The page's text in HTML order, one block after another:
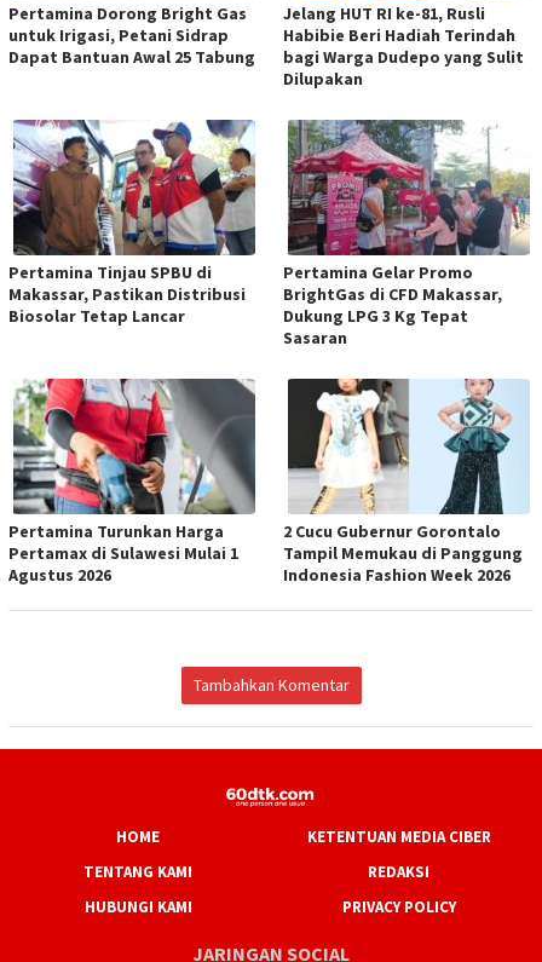
Pertamina Dorong Bright Gas
untuk Irigasi, Petani Sidrap
Dapat Bantuan Awal 25 Tabung
Jelang HUT RI ke-81, Rusli
Habibie Beri Hadiah Terindah
bagi Warga Dudepo yang Sulit
Dilupakan
Pertamina Tinjau SPBU di
Makassar, Pastikan Distribusi
Biosolar Tetap Lancar
Pertamina Gelar Promo
BrightGas di CFD Makassar,
Dukung LPG 3 Kg Tepat
Sasaran
Pertamina Turunkan Harga
Pertamax di Sulawesi Mulai 1
Agustus 2026
2 Cucu Gubernur Gorontalo
Tampil Memukau di Panggung
Indonesia Fashion Week 2026
Tambahkan Komentar
HOME
KETENTUAN MEDIA CIBER
TENTANG KAMI
REDAKSI
HUBUNGI KAMI
PRIVACY POLICY
JARINGAN SOCIAL